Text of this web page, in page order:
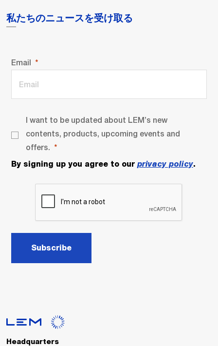
私たちのニュースを受け取る
Email
I want to be updated about LEM’s new
contents, products, upcoming events and
offers.
By signing up you agree to our privacy policy.
Subscribe
Headquarters